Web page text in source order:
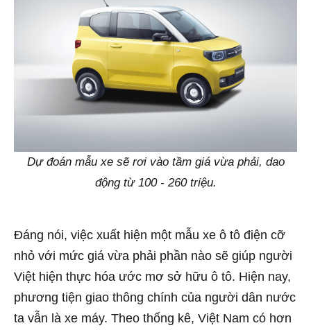
Dự đoán mẫu xe sẽ rơi vào tầm giá vừa phải, dao
động từ 100 - 260 triệu.
Đáng nói, việc xuất hiện một mẫu xe ô tô điện cỡ
nhỏ với mức giá vừa phải phần nào sẽ giúp người
Việt hiện thực hóa ước mơ sở hữu ô tô. Hiện nay,
phương tiện giao thông chính của người dân nước
ta vẫn là xe máy. Theo thống kê, Việt Nam có hơn